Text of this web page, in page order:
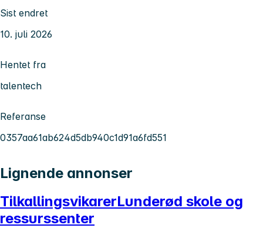
Sist endret
10. juli 2026
Hentet fra
talentech
Referanse
0357aa61ab624d5db940c1d91a6fd551
Lignende annonser
TilkallingsvikarerLunderød skole og
ressurssenter